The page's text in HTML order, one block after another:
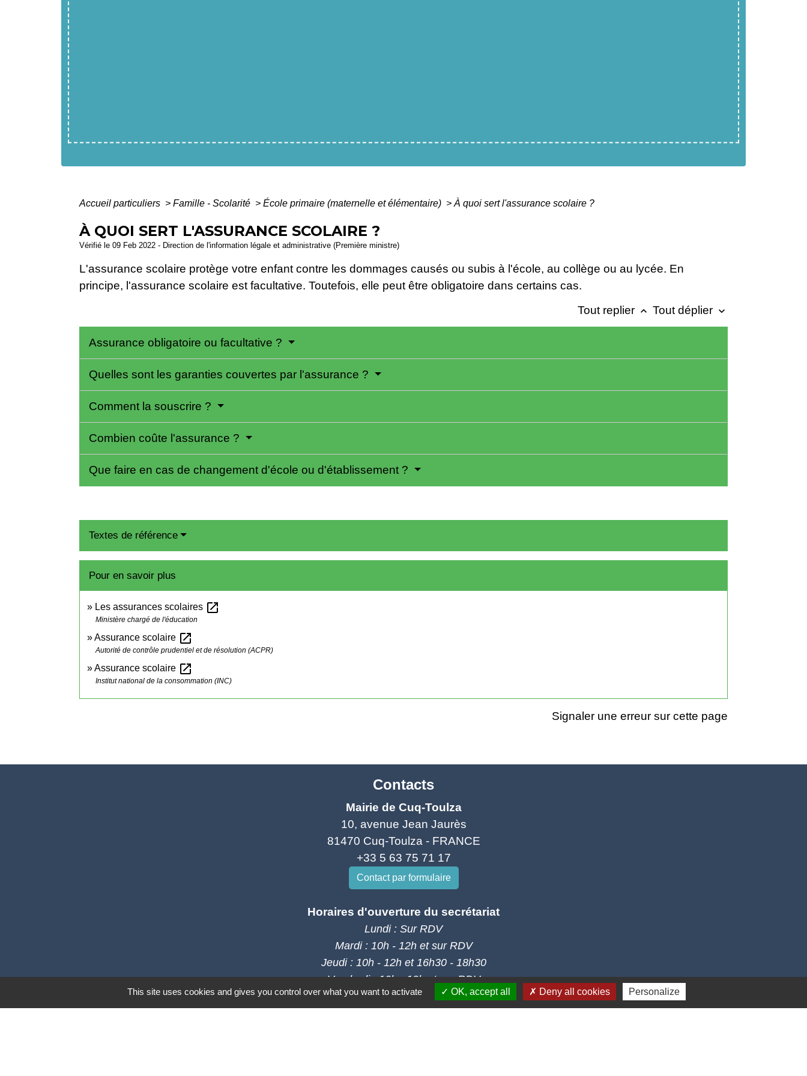
Accueil particuliers > Famille - Scolarité > École primaire (maternelle et élémentaire) > À quoi sert l'assurance scolaire ?
À QUOI SERT L'ASSURANCE SCOLAIRE ?
Vérifié le 09 Feb 2022 - Direction de l'information légale et administrative (Première ministre)
L'assurance scolaire protège votre enfant contre les dommages causés ou subis à l'école, au collège ou au lycée. En
principe, l'assurance scolaire est facultative. Toutefois, elle peut être obligatoire dans certains cas.
Tout replier keyboard_arrow_up Tout déplier keyboard_arrow_down
Assurance obligatoire ou facultative ?
Quelles sont les garanties couvertes par l'assurance ?
Comment la souscrire ?
Combien coûte l'assurance ?
Que faire en cas de changement d'école ou d'établissement ?
Textes de référence
Pour en savoir plus
Les assurances scolaires open_in_new
Ministère chargé de l'éducation
Assurance scolaire open_in_new
Autorité de contrôle prudentiel et de résolution (ACPR)
Assurance scolaire open_in_new
Institut national de la consommation (INC)
Signaler une erreur sur cette page
Contacts
Mairie de Cuq-Toulza
10, avenue Jean Jaurès
81470 Cuq-Toulza - FRANCE
+33 5 63 75 71 17
Contact par formulaire
Horaires d'ouverture du secrétariat
Lundi : Sur RDV
Mardi : 10h - 12h et sur RDV
Jeudi : 10h - 12h et 16h30 - 18h30
Vendredi : 10h - 12h et sur RDV
This site uses cookies and gives you control over what you want to activate OK, accept all Deny all cookies Personalize